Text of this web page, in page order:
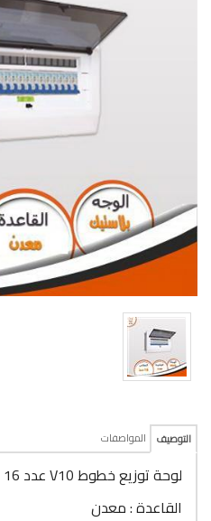
التوصيف المواصفات
لوحة توزيع خطوط V10 عدد 16 خط
القاعدة : معدن